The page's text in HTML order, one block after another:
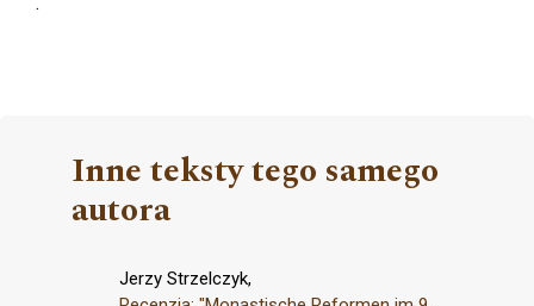
Inne teksty tego samego
autora
Jerzy Strzelczyk,